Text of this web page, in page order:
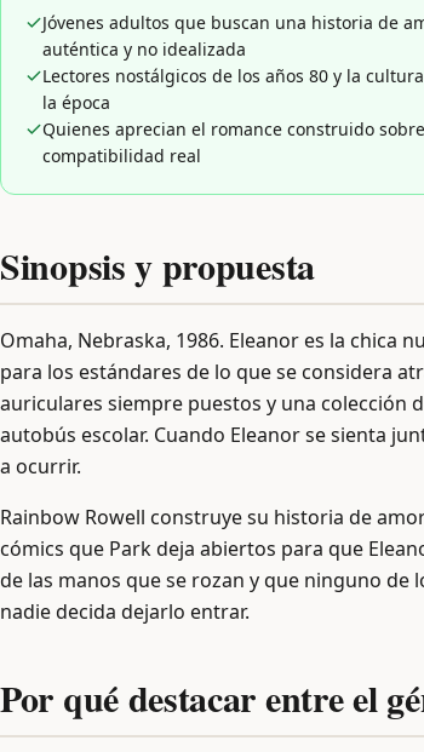
Jóvenes adultos que buscan una historia de
auténtica y no idealizada
Lectores nostálgicos de los años 80 y la
la época
Quienes aprecian el romance construido sobre
compatibilidad real
Sinopsis y propuesta
Omaha, Nebraska, 1986. Eleanor es la chica
para los estándares de lo que se considera
auriculares siempre puestos y una colección
autobús escolar. Cuando Eleanor se sienta
a ocurrir.
Rainbow Rowell construye su historia de
cómics que Park deja abiertos para que
de las manos que se rozan y que ninguno de
nadie decida dejarlo entrar.
Por qué destacar entre el